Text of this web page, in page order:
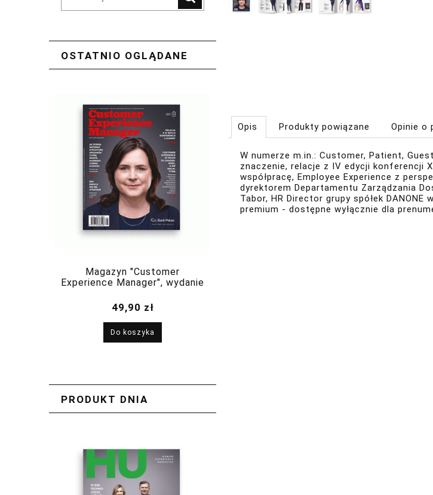
OSTATNIO OGLĄDANE
Magazyn "Customer
Experience Manager", wydanie
49,90 zł
Do koszyka
PRODUKT DNIA
Opis Produkty powiązane Opinie o
W numerze m.in.: Customer, Patient,
znaczenie, relacje z IV edycji konferencji
współpracę, Employee Experience z
dyrektorem Departamentu Zarządzania
Tabor, HR Director grupy spółek
premium - dostępne wyłącznie dla